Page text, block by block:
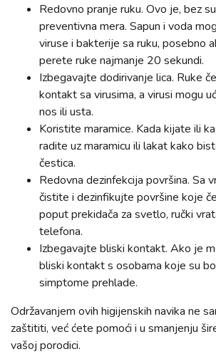
Redovno pranje ruku. Ovo je, bez
preventivna mera. Sapun i voda
viruse i bakterije sa ruku, posebno
perete ruke najmanje 20 sekundi.
Izbegavajte dodirivanje lica. Ruke
kontakt sa virusima, a virusi mogu
nos ili usta.
Koristite maramice. Kada kijate ili
radite uz maramicu ili lakat kako
čestica.
Redovna dezinfekcija površina. Sa
čistite i dezinfikujte površine koje
poput prekidača za svetlo, ručki
telefona.
Izbegavajte bliski kontakt. Ako je
bliski kontakt s osobama koje su
simptome prehlade.
Održavanjem ovih higijenskih navika ne
zaštititi, već ćete pomoći i u smanjenju
vašoj porodici.